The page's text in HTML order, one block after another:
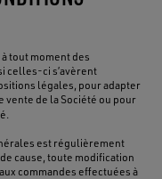
tout moment des
celles-ci s’avèrent
légales, pour adapter
vente de la Société ou pour
est régulièrement
cause, toute modification
commandes effectuées à